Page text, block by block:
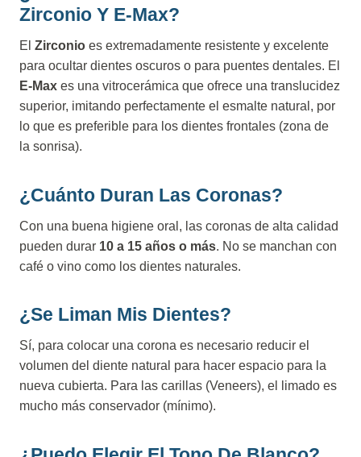
Zirconio Y E-Max?
El Zirconio es extremadamente resistente y excelente
para ocultar dientes oscuros o para puentes dentales. El
E-Max es una vitrocerámica que ofrece una translucidez
superior, imitando perfectamente el esmalte natural, por
lo que es preferible para los dientes frontales (zona de
la sonrisa).
¿Cuánto Duran Las Coronas?
Con una buena higiene oral, las coronas de alta calidad
pueden durar 10 a 15 años o más. No se manchan con
café o vino como los dientes naturales.
¿Se Liman Mis Dientes?
Sí, para colocar una corona es necesario reducir el
volumen del diente natural para hacer espacio para la
nueva cubierta. Para las carillas (Veneers), el limado es
mucho más conservador (mínimo).